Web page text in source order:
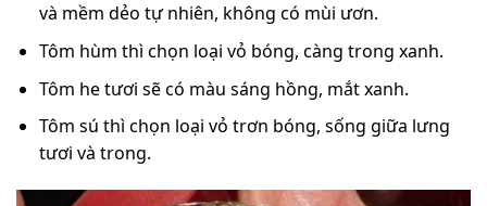
và mềm dẻo tự nhiên, không có mùi ươn.
Tôm hùm thì chọn loại vỏ bóng, càng trong xanh.
Tôm he tươi sẽ có màu sáng hồng, mắt xanh.
Tôm sú thì chọn loại vỏ trơn bóng, sống giữa lưng
tươi và trong.